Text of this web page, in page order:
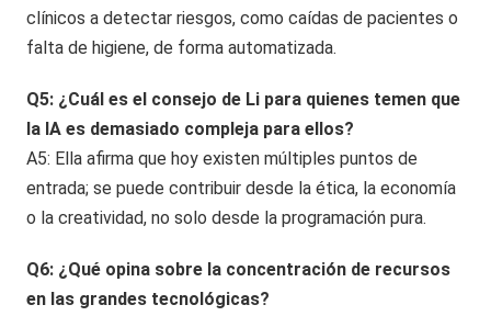
clínicos a detectar riesgos, como caídas de pacientes o
falta de higiene, de forma automatizada.
Q5: ¿Cuál es el consejo de Li para quienes temen que
la IA es demasiado compleja para ellos?
A5: Ella afirma que hoy existen múltiples puntos de
entrada; se puede contribuir desde la ética, la economía
o la creatividad, no solo desde la programación pura.
Q6: ¿Qué opina sobre la concentración de recursos
en las grandes tecnológicas?